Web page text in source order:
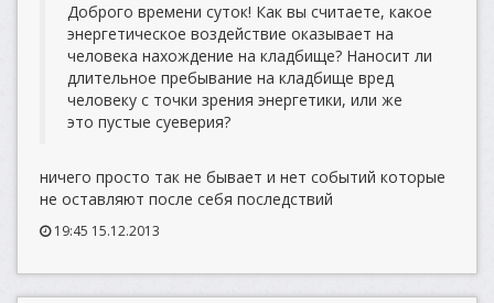
Доброго времени суток! Как вы считаете, какое
энергетическое воздействие оказывает на
человека нахождение на кладбище? Наносит ли
длительное пребывание на кладбище вред
человеку с точки зрения энергетики, или же
это пустые суеверия?
ничего просто так не бывает и нет событий которые
не оставляют после себя последствий
19:45 15.12.2013